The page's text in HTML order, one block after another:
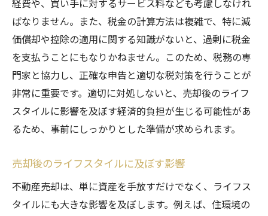
法的助言を活用した問題解決
不動産売却後の安心を得るために知っておくべ
きデメリット
売却後の生活設計に必要な準備
次の住居探しで注意すべき点
売却後の資金運用の方法
心の安定を維持するためのヒント
売却後の法的義務とその履行
経費や、買い手に対するサービス料なども考慮しなけれ
ばなりません。また、税金の計算方法は複雑で、特に減
価償却や控除の適用に関する知識がないと、過剰に税金
を支払うことにもなりかねません。このため、税務の専
門家と協力し、正確な申告と適切な税対策を行うことが
非常に重要です。適切に対処しないと、売却後のライフ
スタイルに影響を及ぼす経済的負担が生じる可能性があ
るため、事前にしっかりとした準備が求められます。
売却後のライフスタイルに及ぼす影響
不動産売却は、単に資産を手放すだけでなく、ライフス
タイルにも大きな影響を及ぼします。例えば、住環境の